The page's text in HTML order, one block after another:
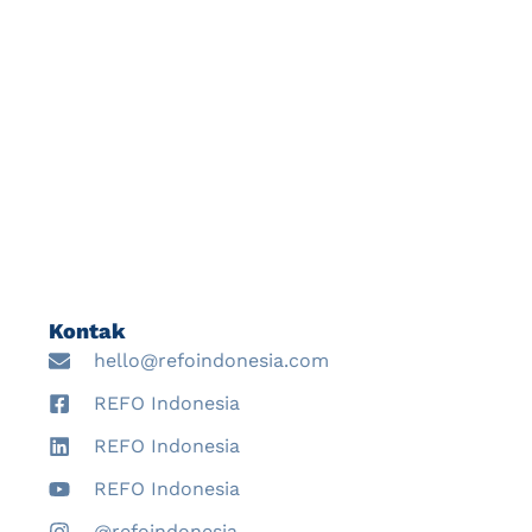
Kontak
hello@refoindonesia.com
REFO Indonesia
REFO Indonesia
REFO Indonesia